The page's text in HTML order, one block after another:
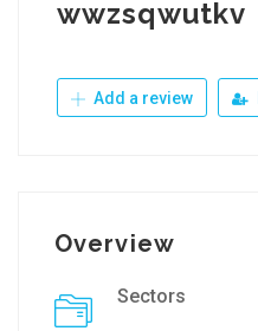
wwzsqwutkv
Add a review
Overview
Sectors